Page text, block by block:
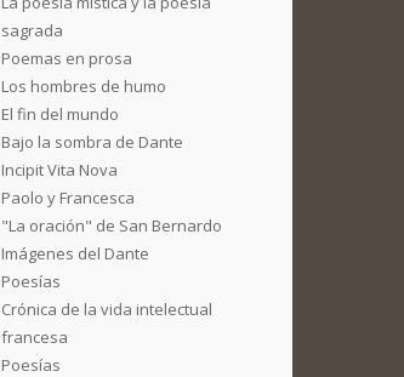
sagrada
Poemas en prosa
Los hombres de humo
El fin del mundo
Bajo la sombra de Dante
Incipit Vita Nova
Paolo y Francesca
"La oración" de San Bernardo
Imágenes del Dante
Poesías
Crónica de la vida intelectual
francesa
Poesías